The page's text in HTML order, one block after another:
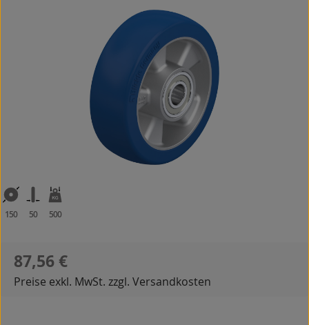
Bildergalerie überspringen
150 50 500
Regulärer Preis:
87,56 €
Preise exkl. MwSt. zzgl. Versandkosten